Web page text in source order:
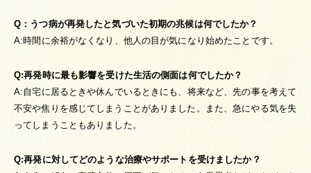
Q：うつ病が再発したと気づいた初期の兆候は何でしたか？
A:時間に余裕がなくなり、他人の目が気になり始めたことです。
Q:再発時に最も影響を受けた生活の側面は何でしたか？
A:自宅に居るときや休んでいるときにも、将来など、先の事を考えて
不安や焦りを感じてしまうことがありました。また、急にやる気を失
ってしまうこともありました。
Q:再発に対してどのような治療やサポートを受けましたか？